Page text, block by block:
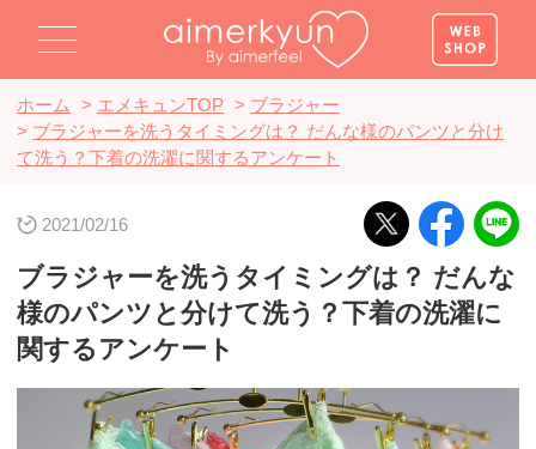
ホーム > エメキュンTOP > ブラジャー
> ブラジャーを洗うタイミングは？ だんな様のパンツと分け
て洗う？下着の洗濯に関するアンケート
2021/02/16
ブラジャーを洗うタイミングは？ だんな
様のパンツと分けて洗う？下着の洗濯に
関するアンケート